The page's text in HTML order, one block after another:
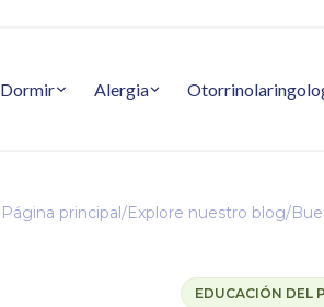
Dormir Alergia
Página principal/Explore nuestro blog/
EDUCACIÓN DEL